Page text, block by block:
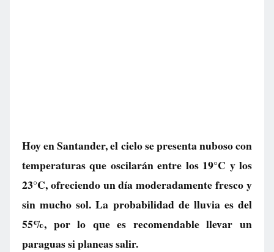
Hoy en Santander, el cielo se presenta nuboso con
temperaturas que oscilarán entre los 19°C y los
23°C, ofreciendo un día moderadamente fresco y
sin mucho sol. La probabilidad de lluvia es del
55%, por lo que es recomendable llevar un
paraguas si planeas salir.